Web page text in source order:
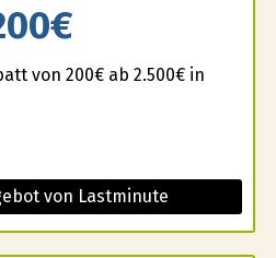
von 200€ ab 2.500€ in
von Lastminute